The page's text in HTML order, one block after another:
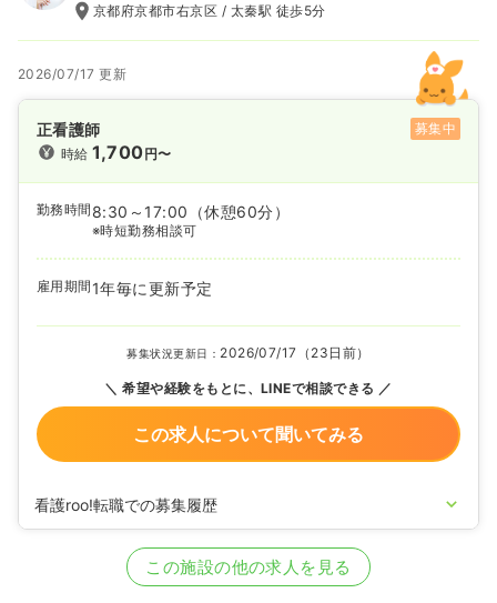
京都府京都市右京区 / 太秦駅 徒歩5分
2026/07/17 更新
正看護師
募集中
時給1,700円〜
勤務時間 8:30～17:00 （休憩60分）
※時短勤務相談可
雇用期間 1年毎に更新予定
募集状況更新日： 2026/07/17（23日前）
希望や経験をもとに、LINEで相談できる
この求人について聞いてみる
看護roo!転職での募集履歴
この施設の他の求人を見る